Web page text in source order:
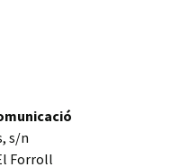
s/n
Forroll